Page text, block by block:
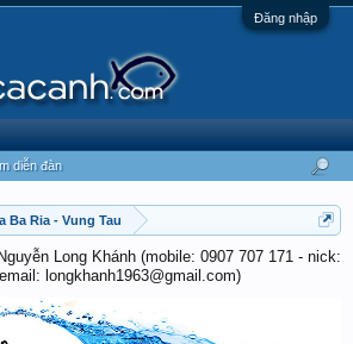
Đăng nhập
Ba Ria - Vung Tau
Long Khánh (mobile: 0907 707 171 - nick:
longkhanh1963@gmail.com)
diễn đàn